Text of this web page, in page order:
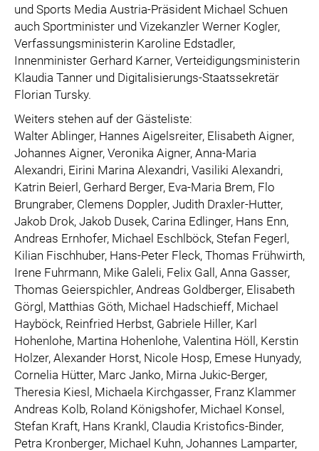
und Sports Media Austria-Präsident Michael Schuen
auch Sportminister und Vizekanzler Werner Kogler,
Verfassungsministerin Karoline Edstadler,
Innenminister Gerhard Karner, Verteidigungsministerin
Klaudia Tanner und Digitalisierungs-Staatssekretär
Florian Tursky.
Weiters stehen auf der Gästeliste:
Walter Ablinger, Hannes Aigelsreiter, Elisabeth Aigner,
Johannes Aigner, Veronika Aigner, Anna-Maria
Alexandri, Eirini Marina Alexandri, Vasiliki Alexandri,
Katrin Beierl, Gerhard Berger, Eva-Maria Brem, Flo
Brungraber, Clemens Doppler, Judith Draxler-Hutter,
Jakob Drok, Jakob Dusek, Carina Edlinger, Hans Enn,
Andreas Ernhofer, Michael Eschlböck, Stefan Fegerl,
Kilian Fischhuber, Hans-Peter Fleck, Thomas Frühwirth,
Irene Fuhrmann, Mike Galeli, Felix Gall, Anna Gasser,
Thomas Geierspichler, Andreas Goldberger, Elisabeth
Görgl, Matthias Göth, Michael Hadschieff, Michael
Hayböck, Reinfried Herbst, Gabriele Hiller, Karl
Hohenlohe, Martina Hohenlohe, Valentina Höll, Kerstin
Holzer, Alexander Horst, Nicole Hosp, Emese Hunyady,
Cornelia Hütter, Marc Janko, Mirna Jukic-Berger,
Theresia Kiesl, Michaela Kirchgasser, Franz Klammer
Andreas Kolb, Roland Königshofer, Michael Konsel,
Stefan Kraft, Hans Krankl, Claudia Kristofics-Binder,
Petra Kronberger, Michael Kuhn, Johannes Lamparter,